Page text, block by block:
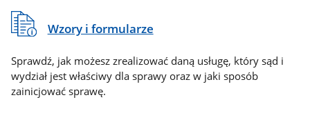
Wzory i formularze
Sprawdź, jak możesz zrealizować daną usługę, który sąd i
wydział jest właściwy dla sprawy oraz w jaki sposób
zainicjować sprawę.